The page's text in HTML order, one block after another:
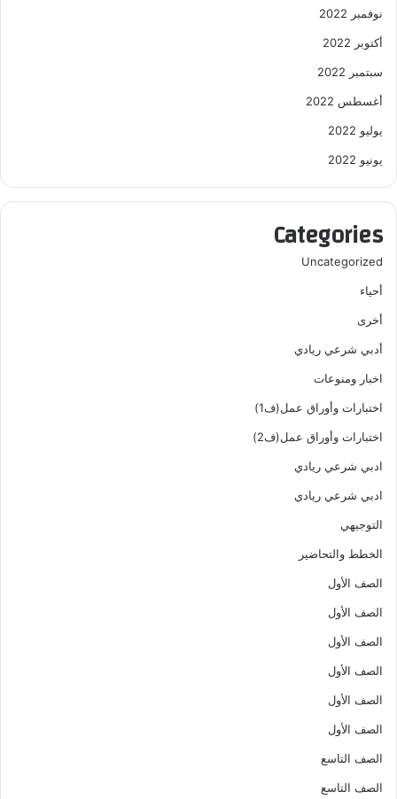
نوفمبر 2022
أكتوبر 2022
سبتمبر 2022
أغسطس 2022
يوليو 2022
يونيو 2022
Categories
Uncategorized
أحياء
أخرى
أدبي شرعي ريادي
اخبار ومنوعات
اختبارات وأوراق عمل(ف1)
اختبارات وأوراق عمل(ف2)
ادبي شرعي ريادي
ادبي شرعي ريادي
التوجيهي
الخطط والتحاضير
الصف الأول
الصف الأول
الصف الأول
الصف الأول
الصف الأول
الصف الأول
الصف التاسع
الصف التاسع